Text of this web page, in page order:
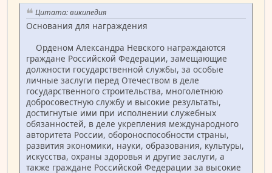
Цитата: википедия
Основания для награждения
Орденом Александра Невского награждаются
граждане Российской Федерации, замещающие
должности государственной службы, за особые
личные заслуги перед Отечеством в деле
государственного строительства, многолетнюю
добросовестную службу и высокие результаты,
достигнутые ими при исполнении служебных
обязанностей, в деле укрепления международного
авторитета России, обороноспособности страны,
развития экономики, науки, образования, культуры,
искусства, охраны здоровья и другие заслуги, а
также граждане Российской Федерации за высокие